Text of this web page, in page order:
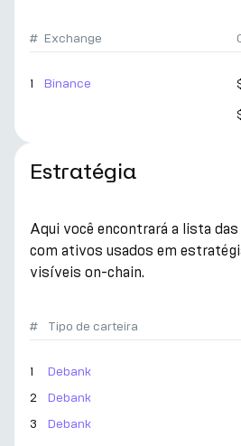
# Exchange
1 Binance
Estratégia
Aqui você encontrará a lista
com ativos usados em
visíveis on-chain.
# Tipo de carteira
1 Debank
2
Debank
3
Debank